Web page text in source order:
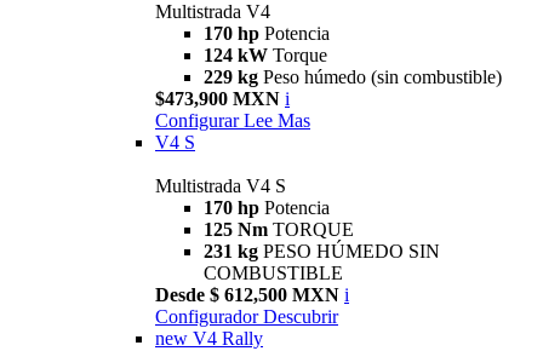
Multistrada V4
170 hp Potencia
124 kW Torque
229 kg Peso húmedo (sin combustible)
$473,900 MXN i
Configurar Lee Mas
V4 S
Multistrada V4 S
170 hp Potencia
125 Nm TORQUE
231 kg PESO HÚMEDO SIN
COMBUSTIBLE
Desde $ 612,500 MXN i
Configurador Descubrir
new V4 Rally